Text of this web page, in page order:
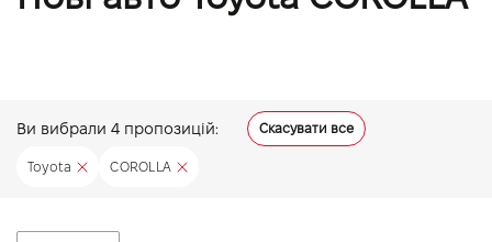
Ви вибрали 4 пропозицій: Скасувати все
Toyota COROLLA
Політика якості